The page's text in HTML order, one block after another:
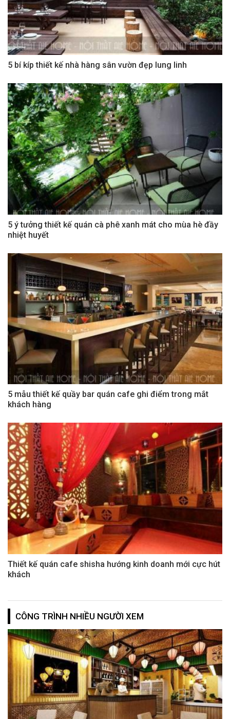
5 bí kíp thiết kế nhà hàng sân vườn đẹp lung linh
5 ý tưởng thiết kế quán cà phê xanh mát cho mùa hè đầy
nhiệt huyết
5 mẫu thiết kế quầy bar quán cafe ghi điểm trong mắt
khách hàng
Thiết kế quán cafe shisha hướng kinh doanh mới cực hút
khách
CÔNG TRÌNH NHIỀU NGƯỜI XEM